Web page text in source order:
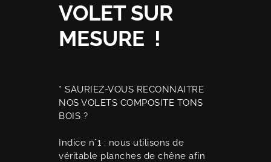
VOLET SUR
MESURE !
* SAURIEZ-VOUS RECONNAITRE
NOS VOLETS COMPOSITE TONS
BOIS ?
Indice n°1 : nous utilisons de
véritable planches de chêne afin